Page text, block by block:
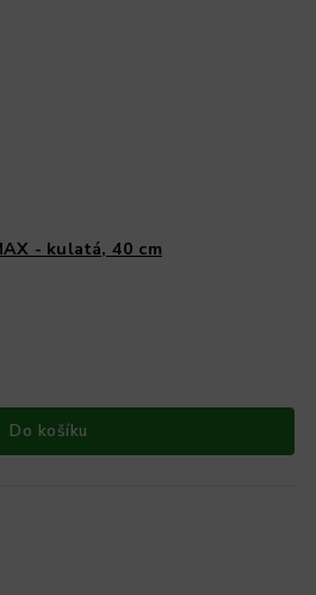
- kulatá, 40 cm
Do košíku